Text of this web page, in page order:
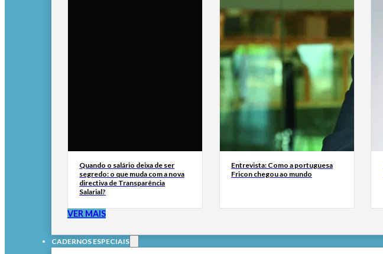
Quando o salário deixa de ser
segredo: o que muda com a nova
directiva de Transparência
Salarial?
Entrevista: Como a portuguesa
Fricon chegou ao mundo
VER MAIS
CADERNOS ESPECIAIS